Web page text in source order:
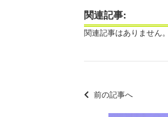
関連記事:
関連記事はありません。
前の記事へ